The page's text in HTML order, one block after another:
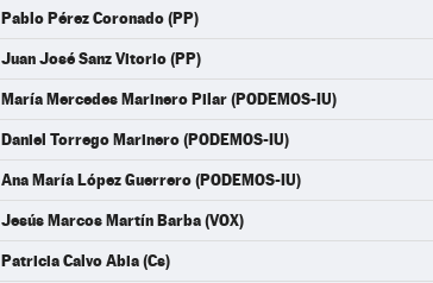
Pablo Pérez Coronado (PP)
Juan José Sanz Vitorio (PP)
María Mercedes Marinero Pilar (PODEMOS-IU)
Daniel Torrego Marinero (PODEMOS-IU)
Ana María López Guerrero (PODEMOS-IU)
Jesús Marcos Martín Barba (VOX)
Patricia Calvo Abia (Cs)